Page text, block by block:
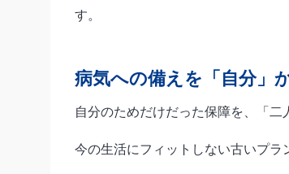
す。
病気への備えを「自分」
自分のためだけだった保障を、「二
今の生活にフィットしない古いプラ